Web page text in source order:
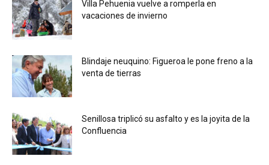
Villa Pehuenia vuelve a romperla en
vacaciones de invierno
Blindaje neuquino: Figueroa le pone freno a la
venta de tierras
Senillosa triplicó su asfalto y es la joyita de la
Confluencia